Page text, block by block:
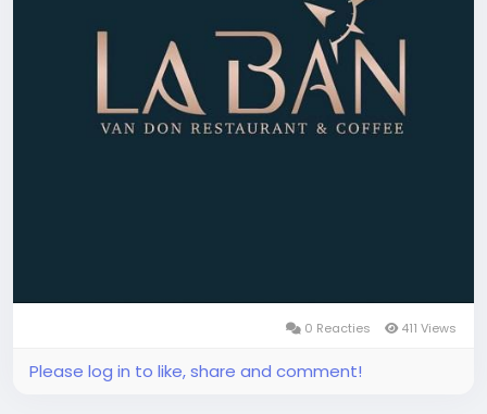
0 Reacties 411 Views
Please log in to like, share and comment!